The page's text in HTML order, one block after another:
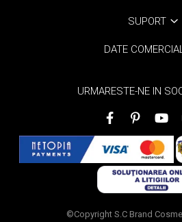
SUPORT
DATE
URMARESTE-NE IN
©Copyright S.C Brand